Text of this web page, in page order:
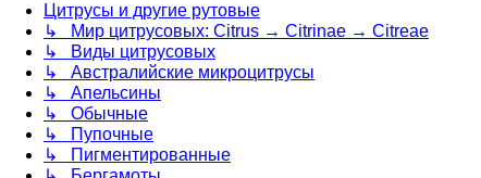
Цитрусы и другие рутовые
↳ Мир цитрусовых: Citrus → Citrinae → Citreae
↳ Виды цитрусовых
↳ Австралийские микроцитрусы
↳ Апельсины
↳ Обычные
↳ Пупочные
↳ Пигментированные